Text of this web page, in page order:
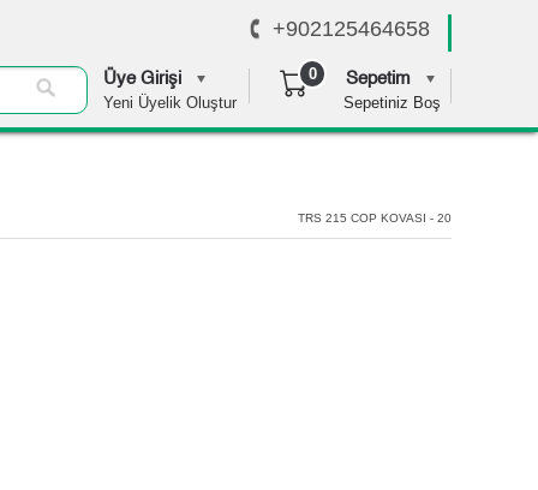
+902125464658
Üye Girişi
Yeni Üyelik Oluştur
Sepetim
0
Sepetiniz Boş
0,00 TL
TRS 215 COP KOVASI - 20